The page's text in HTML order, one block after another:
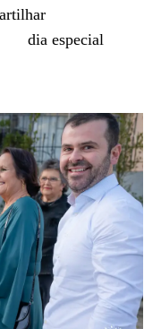
dia especial